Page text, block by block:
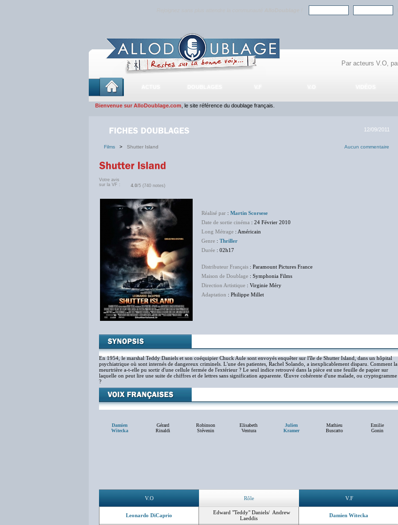
Bienvenue sur AlloDoublage.com , le site référence du doublage français.
12/09/2011
Films > Shutter Island Aucun commentaire
Votre avis
sur la VF :
4.0/5 (740 notes)
Réalisé par : Martin Scorsese
Date de sortie cinéma : 24 Février 2010
Long Métrage : Américain
Genre : Thriller
Durée : 02h17
Distributeur Français : Paramount Pictures France
Maison de Doublage : Symphonia Films
Direction Artistique : Virginie Méry
Adaptation : Philippe Millet
En 1954, le marshal Teddy Daniels et son coéquipier Chuck Aule sont envoyés enquêter sur l'île de Shutter Island, dans un hôpital
psychiatrique où sont internés de dangereux criminels. L'une des patientes, Rachel Solando, a inexplicablement disparu. Comment la
meurtrière a-t-elle pu sortir d'une cellule fermée de l'extérieur ? Le seul indice retrouvé dans la pièce est une feuille de papier sur
laquelle on peut lire une suite de chiffres et de lettres sans signification apparente. Œuvre cohérente d'une malade, ou cryptogramme
?
Damien
Witecka
Gérard
Rinaldi
Robinson
Stévenin
Elisabeth
Ventura
Julien
Kramer
Mathieu
Buscatto
Emilie
Gonin
V.O Rôle V.F
Leonardo DiCaprio
Edward "Teddy" Daniels/ Andrew
Laeddis
Damien Witecka